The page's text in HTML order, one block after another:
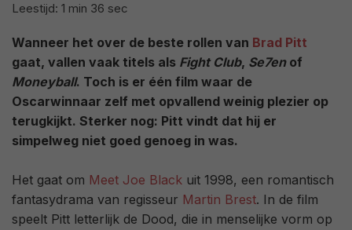
Leestijd: 1 min 36 sec
Wanneer het over de beste rollen van Brad Pitt
gaat, vallen vaak titels als Fight Club, Se7enof
Moneyball. Toch is er één film waar de
Oscarwinnaar zelf met opvallend weinig plezier op
terugkijkt. Sterker nog: Pitt vindt dat hij er
simpelweg niet goed genoeg in was.
Het gaat om Meet Joe Black uit 1998, een romantisch
fantasydrama van regisseur Martin Brest. In de film
speelt Pitt letterlijk de Dood, die in menselijke vorm op